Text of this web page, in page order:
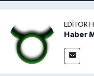
EDITÖR
Haber